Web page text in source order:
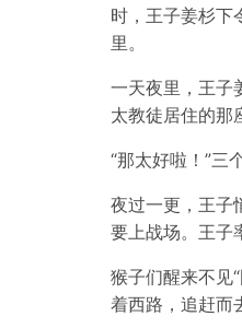
时，王子姜杉下
里。
一天夜里，王子
太教徒居住的那
“那太好啦！”三
夜过一更，王子
要上战场。王子
猴子们醒来不见
着西路，追赶而